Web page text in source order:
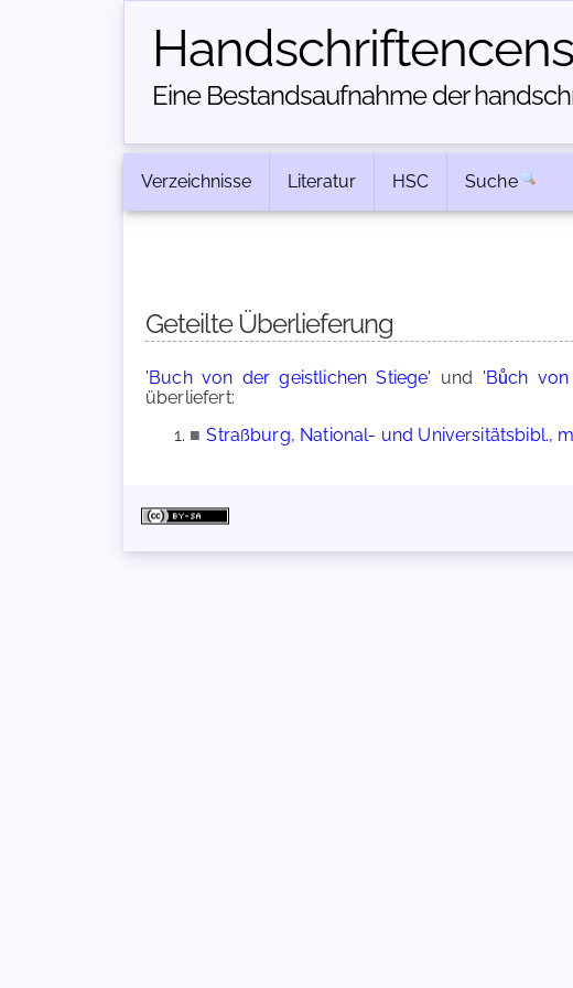
Eine Bestandsaufnahme der
Verzeichnisse Literatur HSC Suche
Geteilte Überlieferung
'Buch von der geistlichen Stiege' und 'Bůch
überliefert:
■ Straßburg, National- und Universitätsbibl.,